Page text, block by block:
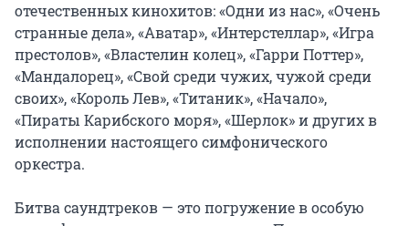
отечественных кинохитов: «Одни из нас», «Очень
странные дела», «Аватар», «Интерстеллар», «Игра
престолов», «Властелин колец», «Гарри Поттер»,
«Мандалорец», «Свой среди чужих, чужой среди
своих», «Король Лев», «Титаник», «Начало»,
«Пираты Карибского моря», «Шерлок» и других в
исполнении настоящего симфонического
оркестра.
Битва саундтреков — это погружение в особую